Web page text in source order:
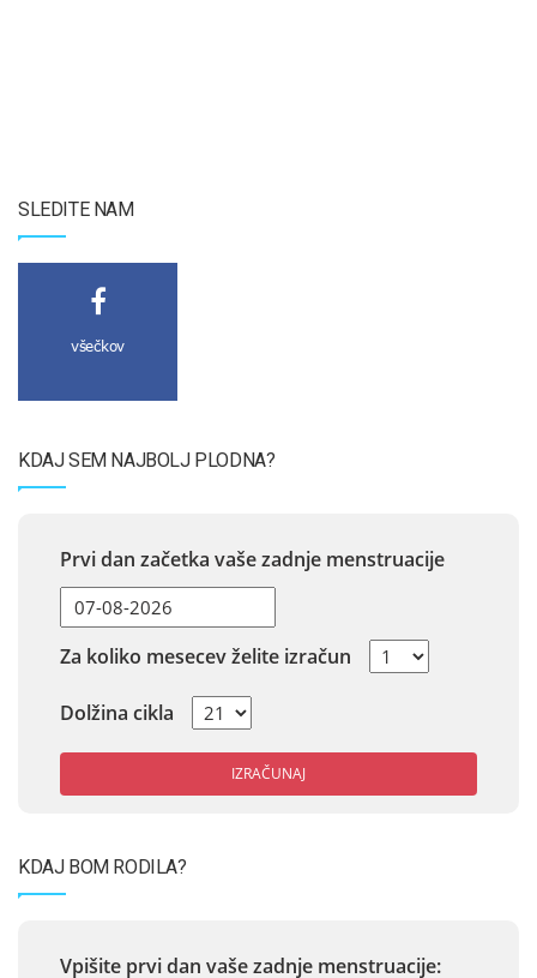
SLEDITE NAM
všečkov
KDAJ SEM NAJBOLJ PLODNA?
Prvi dan začetka vaše zadnje menstruacije
Za koliko mesecev želite izračun
Dolžina cikla
IZRAČUNAJ
KDAJ BOM RODILA?
Vpišite prvi dan vaše zadnje menstruacije: